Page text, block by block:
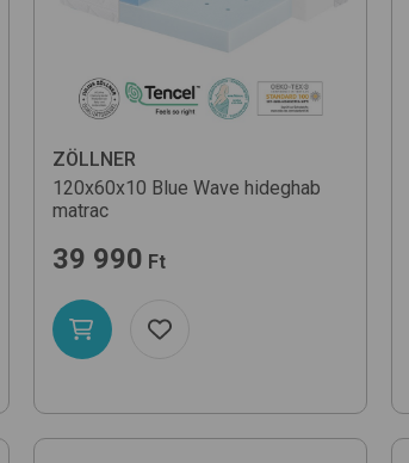
ZÖLLNER
120x60x10 Blue Wave hideghab
matrac
39 990 Ft